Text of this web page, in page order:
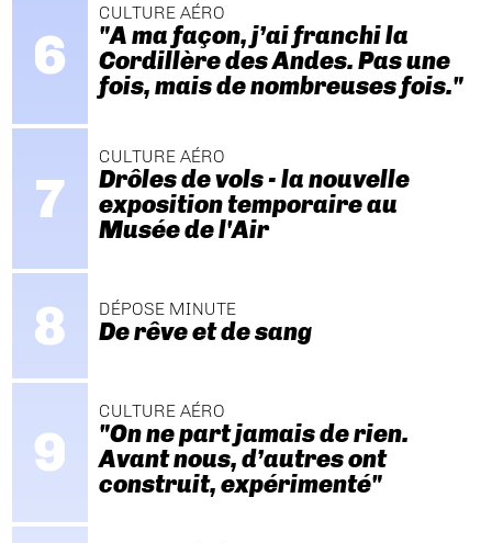
CULTURE AÉRO
"A ma façon, j’ai franchi la
Cordillère des Andes. Pas une
fois, mais de nombreuses fois."
CULTURE AÉRO
Drôles de vols - la nouvelle
exposition temporaire au
Musée de l'Air
DÉPOSE MINUTE
De rêve et de sang
CULTURE AÉRO
"On ne part jamais de rien.
Avant nous, d’autres ont
construit, expérimenté"